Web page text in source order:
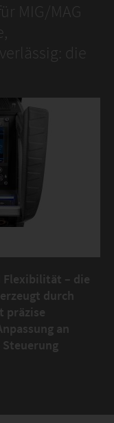
MIG/MAG
die
Flexibilität – die
durch
präzise
an
Steuerung
hohen
Menüführung